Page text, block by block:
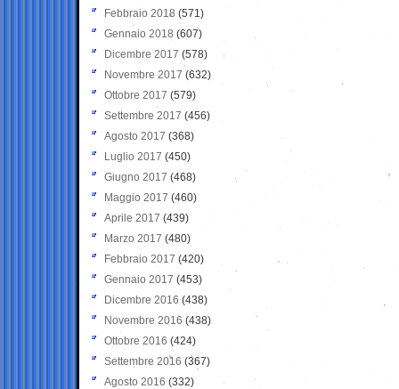
Febbraio 2018 (571)
Gennaio 2018 (607)
Dicembre 2017 (578)
Novembre 2017 (632)
Ottobre 2017 (579)
Settembre 2017 (456)
Agosto 2017 (368)
Luglio 2017 (450)
Giugno 2017 (468)
Maggio 2017 (460)
Aprile 2017 (439)
Marzo 2017 (480)
Febbraio 2017 (420)
Gennaio 2017 (453)
Dicembre 2016 (438)
Novembre 2016 (438)
Ottobre 2016 (424)
Settembre 2016 (367)
Agosto 2016 (332)